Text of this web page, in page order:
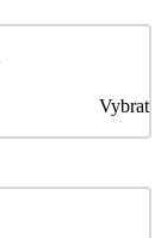
Vybrat